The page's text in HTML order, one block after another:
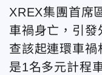
XREX集團首席
車禍身亡，引發
查該起連環車禍
是1名多元計程